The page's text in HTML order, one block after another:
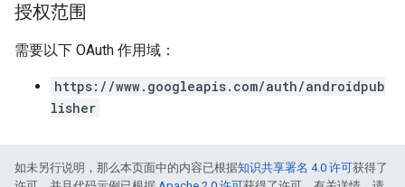
授权范围
需要以下 OAuth 作用域：
https://www.googleapis.com/auth/androidpub
lisher
如未另行说明，那么本页面中的内容已根据知识共享署名 4.0 许可获得了